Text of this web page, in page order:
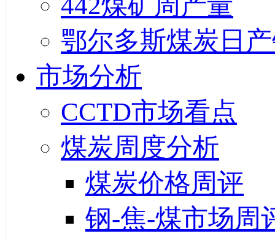
鄂尔多斯煤炭日
市场分析
CCTD市场看点
煤炭周度分析
煤炭价格周评
钢-焦-煤市场周